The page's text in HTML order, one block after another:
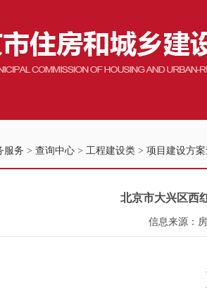
服务 > 查询中心 > 工程建设类 > 项目建设方
北京市大兴区西
信息来源：